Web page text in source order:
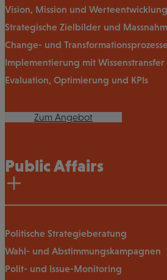
Vision, Mission und Werteentwicklung
Strategische Zielbilder und
Change- und Transformationsprozesse
Implementierung mit Wissenstransfer
Evaluation, Optimierung und KPIs
Zum Angebot
Public Affairs
Politische Strategieberatung
Wahl- und Abstimmungskampagnen
Polit- und Issue-Monitoring